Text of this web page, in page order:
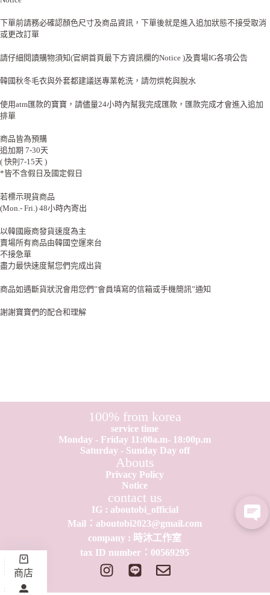
下單前請務必確認顏色尺寸及商品資訊，下單後就是進入追加狀態不接受取消
或更改訂單
請仔細閱讀購物須知(官網首頁最下方資訊欄的Notice )及賣場IG各項公告
韓國秋冬毛衣與外套都建議送專業乾洗，請勿烘乾與脫水
使用atm匯款的寶寶，請儘量24小時內幫我完成匯款，匯款完成才會進入追加
排單
商品皆為預購
追加期 7-30天
( 快則7-15天 )
*皆不含假日及國定假日
若標示現貨商品
(Mon.- Fri.) 48小時內寄出
以韓國廠商發貨速度為主
賣場所有商品由韓國空運來台
不接急單
盡力最快速度幫您們完成出貨
商品如遇斷貨狀況會用您們”會員填寫的信箱或手機簡訊”通知
謝謝寶寶們的配合和理解
100% from korea
service time
Monday - Friday 11:00a.m- 18:00p.m
Saturday - Sunday Day off
Abouts
Privacy Policy
Notice
contact us
IG : aboutobi_official
Mail：aboutobi2023@gmail.com
company : 時沐工作室
tax ID number：0​0​569295
商店